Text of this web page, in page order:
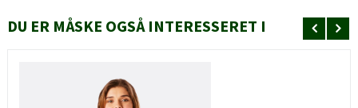
DU ER MÅSKE OGSÅ INTERESSERET I